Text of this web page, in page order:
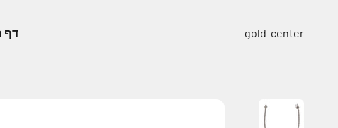
דף
gold-center